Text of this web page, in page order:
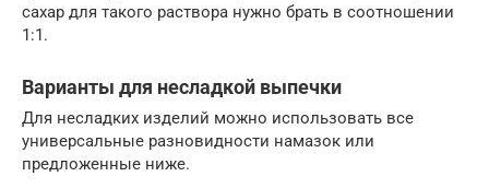
сахар для такого раствора нужно брать в соотношении
1:1.
Варианты для несладкой выпечки
Для несладких изделий можно использовать все
универсальные разновидности намазок или
предложенные ниже.